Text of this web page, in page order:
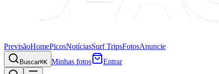
PrevisãoHomePicosNotíciasSurf TripsFotosAnuncie
Buscar⌘K Minhas fotos Entrar